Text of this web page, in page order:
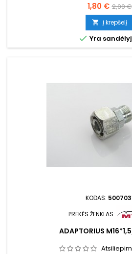
Kaina
1,80 € Bazinė
kaina
2,00 €
 Į krepšelį
 Yra
KODAS:
PREKĖS ŽENKLAS:
ADAPTORIUS